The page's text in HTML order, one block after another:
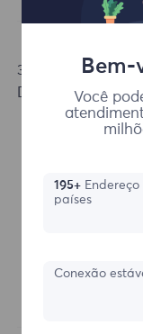
3.Click Check
Done,
Você
195+Endereço
países
Conexão